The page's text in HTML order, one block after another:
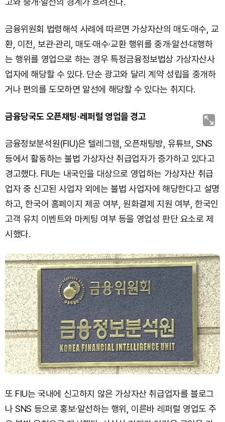
금융위원회 법령해석 사례에 따르면 가상자산의 매도·매수, 교
환, 이전, 보관·관리, 매도·매수·교환 행위를 중개·알선·대행하
는 행위를 영업으로 하는 경우 특정금융정보법상 가상자산사
업자에 해당할 수 있다. 단순 광고와 달리 계약 성립을 중개하
거나 편의를 도모하면 알선에 해당할 수 있다는 취지다.
금융당국도 오픈채팅·레퍼럴 영업을 경고
금융정보분석원(FIU)은 텔레그램, 오픈채팅방, 유튜브, SNS
등에서 활동하는 불법 가상자산 취급업자가 증가하고 있다고
경고했다. FIU는 내국인을 대상으로 영업하는 가상자산 취급
업자 중 신고된 사업자 외에는 불법 사업자에 해당한다고 설명
하고, 한국어 홈페이지 제공 여부, 원화결제 지원 여부, 한국인
고객 유치 이벤트와 마케팅 여부 등을 영업성 판단 요소로 제
시했다.
또 FIU는 국내에 신고하지 않은 가상자산 취급업자를 블로그
나 SNS 등으로 홍보·알선하는 행위, 이른바 레퍼럴 영업도 주